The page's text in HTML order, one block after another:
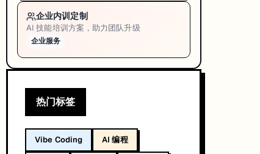
企业内训定制
AI 技能培训方案，助力团队升级
企业服务
热门标签
Vibe Coding AI 编程